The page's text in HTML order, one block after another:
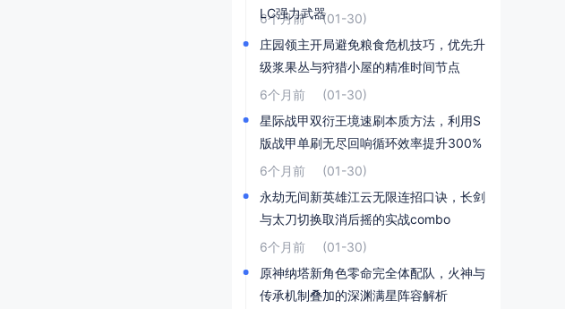
LC强力武器
6个月前
(01-30)
庄园领主开局避免粮食危机技巧，优先升
级浆果丛与狩猎小屋的精准时间节点
6个月前
(01-30)
星际战甲双衍王境速刷本质方法，利用S
版战甲单刷无尽回响循环效率提升300%
6个月前
(01-30)
永劫无间新英雄江云无限连招口诀，长剑
与太刀切换取消后摇的实战combo
6个月前
(01-30)
原神纳塔新角色零命完全体配队，火神与
传承机制叠加的深渊满星阵容解析